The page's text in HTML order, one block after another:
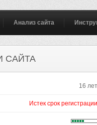
Анализ сайта
САЙТА
16 лет
Истек срок регистрации